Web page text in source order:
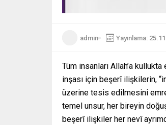
admin Yayınlama:
Tüm insanları Allah’a
inşası için beşerî ilişkilerin,
üzerine tesis edilmesini
temel unsur, her bireyin
beşerî ilişkiler her nevî